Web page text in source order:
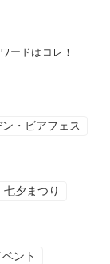
ードはコレ！
・ビアフェス
七夕まつり
ント